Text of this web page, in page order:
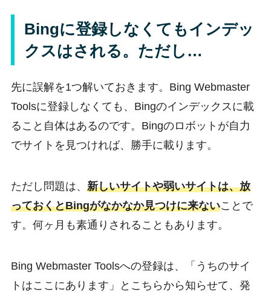
Bingに登録しなくてもインデッ
クスはされる。ただし…
先に誤解を1つ解いておきます。Bing Webmaster
Toolsに登録しなくても、Bingのインデックスに載
ること自体はあるのです。Bingのロボットが自力
でサイトを見つければ、勝手に載ります。
ただし問題は、 新しいサイトや弱いサイトは、放
っておくとBingがなかなか見つけに来ないことで
す。何ヶ月も素通りされることもあります。
Bing Webmaster Toolsへの登録は、「うちのサイ
トはここにあります」とこちらから知らせて、発